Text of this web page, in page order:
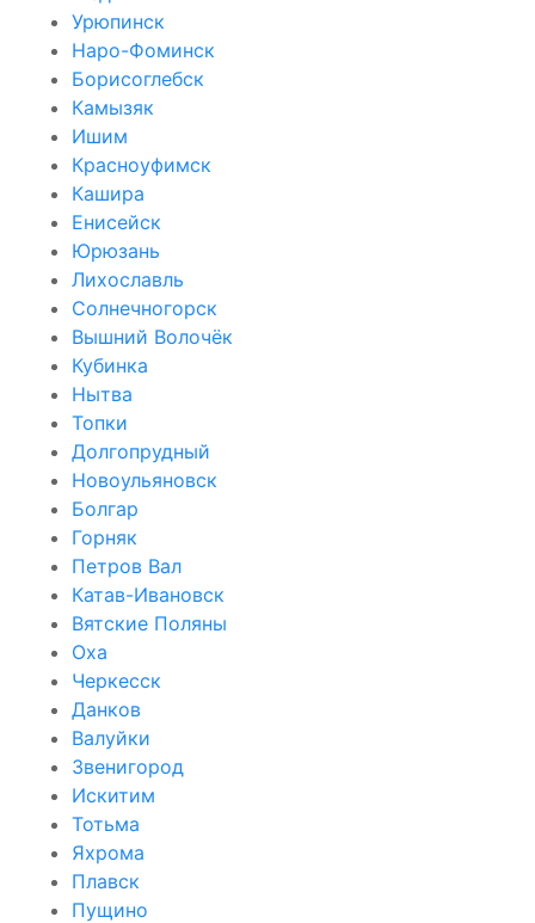
Урюпинск
Наро-Фоминск
Борисоглебск
Камызяк
Ишим
Красноуфимск
Кашира
Енисейск
Юрюзань
Лихославль
Солнечногорск
Вышний Волочёк
Кубинка
Нытва
Топки
Долгопрудный
Новоульяновск
Болгар
Горняк
Петров Вал
Катав-Ивановск
Вятские Поляны
Оха
Черкесск
Данков
Валуйки
Звенигород
Искитим
Тотьма
Яхрома
Плавск
Пущино